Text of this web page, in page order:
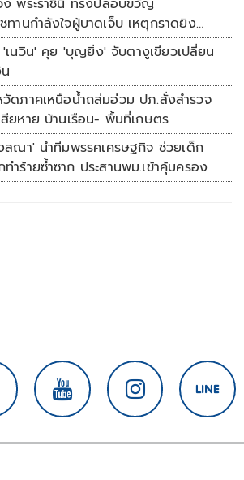
ง พระราชินี ทรงปลอบขวัญ
ทานกำลังใจผู้บาดเจ็บ เหตุกราดยิง
ศิรินทร์นนทบุรี
เนวิน' คุย 'บุญยิ่ง' จับตางูเขียวเปลี่ยน
ดภาคเหนือน้ำถล่มอ่วม ปภ.สั่งสำรวจ
สียหาย บ้านเรือน- พื้นที่เกษตร
สณา' นำทีมพรรคเศรษฐกิจ ช่วยเด็ก
ำร้ายซ้ำซาก ประสานพม.เข้าคุ้มครอง